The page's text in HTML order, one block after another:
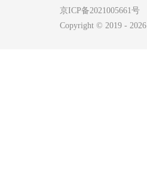
京ICP备2021005661号
Copyright © 2019 - 2026